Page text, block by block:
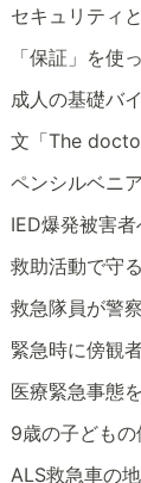
セキュリティ
「保証」を使
成人の基礎バ
文「The
ペンシルベニ
IED爆発被害
救助活動で守
救急隊員が警
緊急時に傍観
医療緊急事態
9歳の子どもの
ALS救急車の